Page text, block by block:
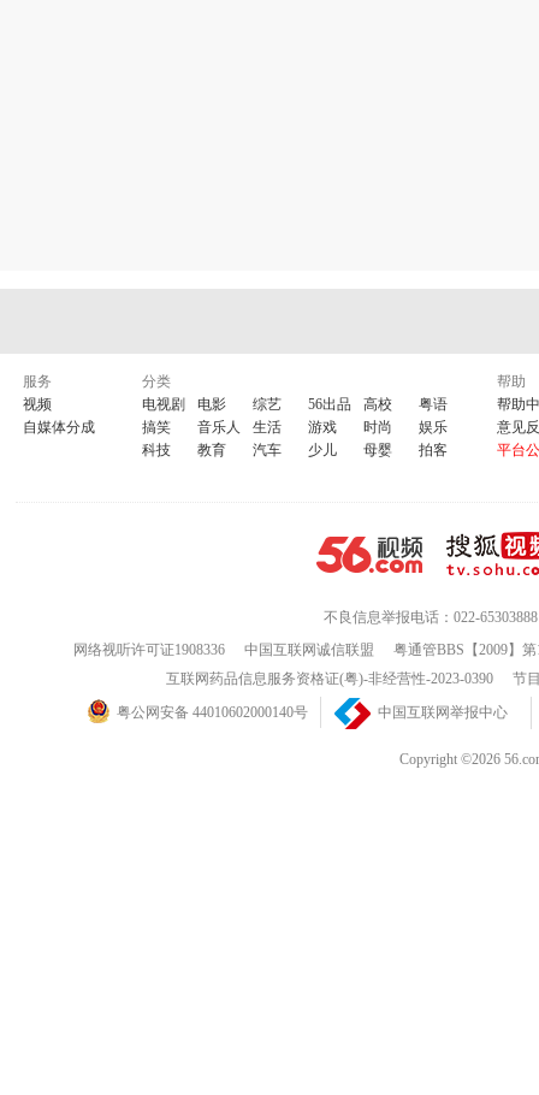
服务
视频
自媒体分成
分类
电视剧
电影 综艺 56出品 高校
粤语
搞笑
音乐人 生活 游戏 时尚
娱乐
科技
教育 汽车 少儿 母婴 拍客
帮助
帮助
意见
平台
不良信息举报电话：022-65303888
网络视听许可证1908336
中国互联网诚信联盟
粤通管BBS【2009】
互联网药品信息服务资格证(粤)-非经营性-2023-0390
节
粤公网安备 44010602000140号
中国互联网举报中心
Copyright ©2026